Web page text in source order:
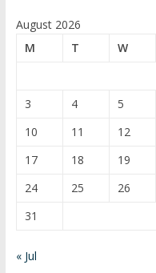
e
T
b
e
C
h
a
August 2026
M
T W
3
4 5
10
11 12
17
18 19
24
25 26
31
« Jul